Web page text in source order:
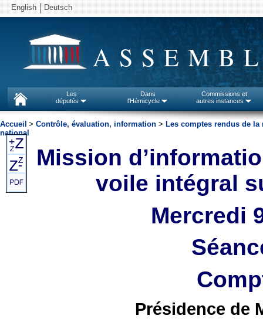
English Deutsch
Les
députés
Dans
l'Hémicycle
Commissions et
autres instances
Accueil > Contrôle, évaluation, information > Les comptes rendus de
national
Mission
voile intégral
Mercredi
Présidence de